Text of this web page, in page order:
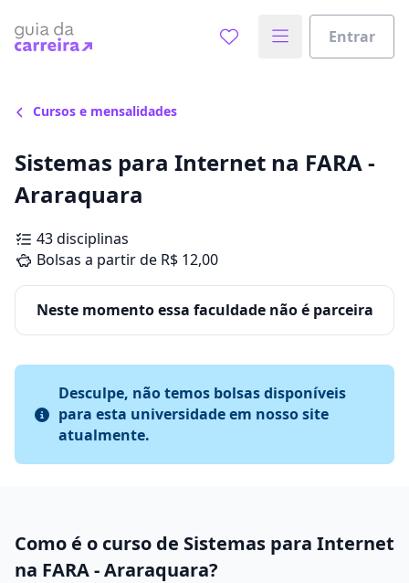
Entrar
Cursos e mensalidades
Sistemas para Internet na FARA -
Araraquara
43 disciplinas
Bolsas a partir de R$ 12,00
Neste momento essa faculdade não é parceira
Desculpe, não temos bolsas disponíveis
para esta universidade em nosso site
atualmente.
Como é o curso de Sistemas para Internet
na FARA - Araraquara?